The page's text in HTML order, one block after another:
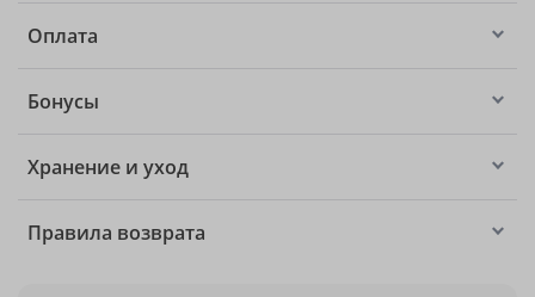
Оплата
Бонусы
Хранение и уход
Правила возврата